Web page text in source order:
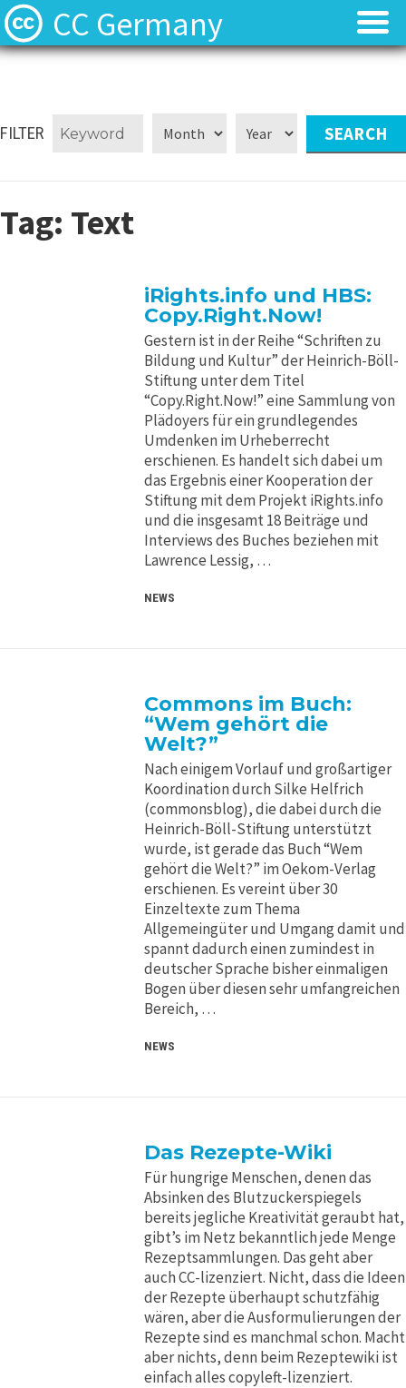
CC Germany
Kontakt
Kontakt
FILTER
Tag: Text
iRights.info und HBS:
Copy.Right.Now!
Gestern ist in der Reihe “Schriften zu
Bildung und Kultur” der Heinrich-Böll-
Stiftung unter dem Titel
“Copy.Right.Now!” eine Sammlung von
Plädoyers für ein grundlegendes
Umdenken im Urheberrecht
erschienen. Es handelt sich dabei um
das Ergebnis einer Kooperation der
Stiftung mit dem Projekt iRights.info
und die insgesamt 18 Beiträge und
Interviews des Buches beziehen mit
Lawrence Lessig, …
NEWS
Commons im Buch:
“Wem gehört die
Welt?”
Nach einigem Vorlauf und großartiger
Koordination durch Silke Helfrich
(commonsblog), die dabei durch die
Heinrich-Böll-Stiftung unterstützt
wurde, ist gerade das Buch “Wem
gehört die Welt?” im Oekom-Verlag
erschienen. Es vereint über 30
Einzeltexte zum Thema
Allgemeingüter und Umgang damit und
spannt dadurch einen zumindest in
deutscher Sprache bisher einmaligen
Bogen über diesen sehr umfangreichen
Bereich, …
NEWS
Das Rezepte-Wiki
Für hungrige Menschen, denen das
Absinken des Blutzuckerspiegels
bereits jegliche Kreativität geraubt hat,
gibt’s im Netz bekanntlich jede Menge
Rezeptsammlungen. Das geht aber
auch CC-lizenziert. Nicht, dass die Ideen
der Rezepte überhaupt schutzfähig
wären, aber die Ausformulierungen der
Rezepte sind es manchmal schon. Macht
aber nichts, denn beim Rezeptewiki ist
einfach alles copyleft-lizenziert.